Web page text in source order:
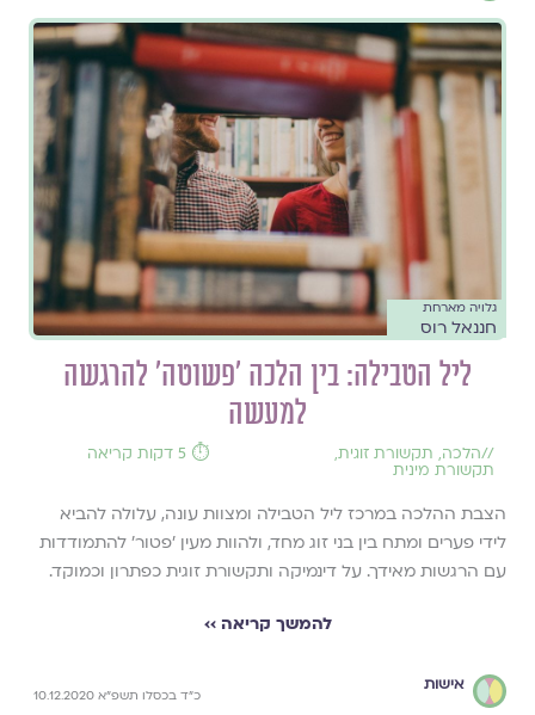
גלויה מארחת
חננאל רוס
ליל הטבילה: בין הלכה 'פשוטה' להרגשה
למעשה
//הלכה, תקשורת זוגית,
תקשורת מינית
⏱️ 5 דקות קריאה
הצבת ההלכה במרכז ליל הטבילה ומצוות עונה, עלולה להביא
לידי פערים ומתח בין בני זוג מחד, ולהוות מעין 'פטור' להתמודדות
עם הרגשות מאידך. על דינמיקה ותקשורת זוגית כפתרון וכמוקד.
להמשך קריאה ››
אישות
כ״ד בכסלו תשפ״א 10.12.2020